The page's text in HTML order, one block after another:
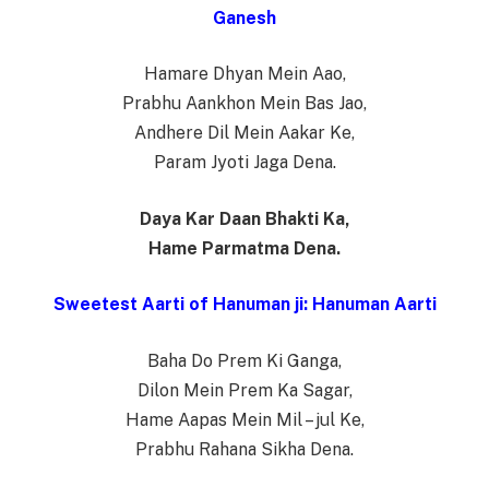
Ganesh
Hamare Dhyan Mein Aao,
Prabhu Aankhon Mein Bas Jao,
Andhere Dil Mein Aakar Ke,
Param Jyoti Jaga Dena.
Daya Kar Daan Bhakti Ka,
Hame Parmatma Dena.
Sweetest Aarti of Hanuman ji: Hanuman Aarti
Baha Do Prem Ki Ganga,
Dilon Mein Prem Ka Sagar,
Hame Aapas Mein Mil – jul Ke,
Prabhu Rahana Sikha Dena.